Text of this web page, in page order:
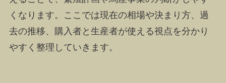
くなります。ここでは現在の相場や決まり方、過
去の推移、購入者と生産者が使える視点を分かり
やすく整理していきます。